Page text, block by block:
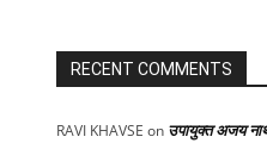
RECENT COMMENTS
RAVI KHAVSE on उपायुक्त अजय